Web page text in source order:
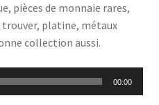
pièces de monnaie rares,
trouver, platine, métaux
collection aussi.
00:00